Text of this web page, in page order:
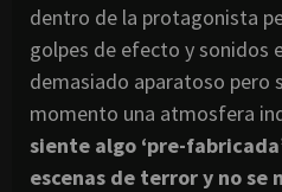
dentro de la protagonista
golpes de efecto y sonidos
demasiado aparatoso pero
momento una atmosfera
siente algo ‘pre-
escenas de terror y no se